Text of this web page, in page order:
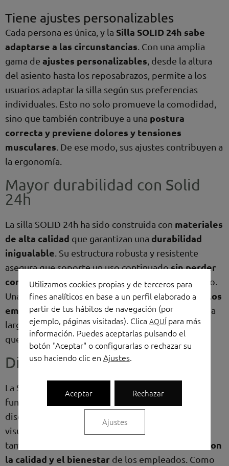
Tiene ajustes personalizables
Cada persona es única, y la Silla SOLID 24h sabe
adaptarse a las circunstancias . Con una amplia
gama de ajustes personalizables , desde la altura
del asiento hasta los reposabrazos, permite a los
usuarios adaptar la silla según sus preferencias
individuales. Esto no solo promueve la comodidad,
sino que también contribuye a una postura
correcta y previene dolores y tensiones
musculares . De ese modo, sus ajustes contribuyen a
la ergonomía.
Mayor durabilidad con Solid
24h
La silla SOLID 24h ha sido construida con materiales
de alta calidad que garantizan una durabilidad
inigualable . Su estructura robusta y resistente
asegura que soporte un uso continuadosin perder
comodidad ni funcionalidad a lo largo del tiempo.
Una inversión queno solo beneficia la salud de los
empleados, sino también la solvencia económica a
largo plazo para las empresas, dado que no tiene
que volver a efectuar un gasto en sillas.
Diseño estético y profesional
La Silla SOLID 24h no solo brilla por su
funcionalidad, sino también
diseño moderno y profesional eleva el aspecto
visual de cualquier espacio de trabajo. Además,
también transmite un
mensaje de compromiso con
la calidad y el bienestar de los empleados. Como
Utilizamos cookies propias y de terceros para
fines analíticos en base a un perfil elaborado a
partir de tus hábitos de navegación (por
ejemplo, páginas visitadas). Clica AQUÍpara más
información. Puedes aceptarlas pulsando el
botón "Aceptar" o configurarlas o rechazar su
uso haciendo clic en Ajustes.
Aceptar Rechazar
Ajustes